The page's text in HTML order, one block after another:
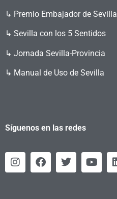
↳ Premio Embajador de Sevilla
↳ Sevilla con los 5 Sentidos
↳ Jornada Sevilla-Provincia
↳ Manual de Uso de Sevilla
Síguenos en las redes